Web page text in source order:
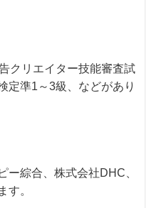
クリエイター技能審査試
定準1～3級、などがあり
ー綜合、株式会社DHC、
す。